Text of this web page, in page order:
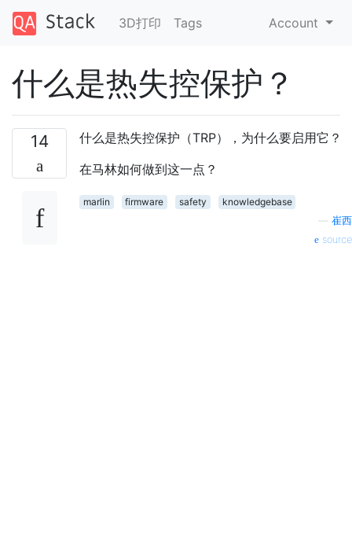
3D打印 Tags Account
什么是热失控保护？
14
什么是热失控保护（TRP），为什么要启用它？
在马林如何做到这一点？
marlin firmware safety
knowledgebase
崔西
source